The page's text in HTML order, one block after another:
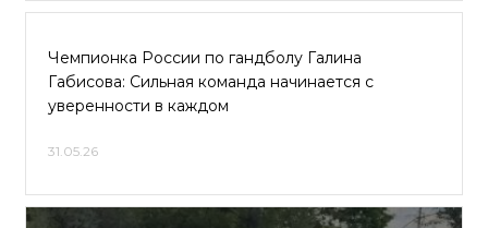
Чемпионка России по гандболу Галина
Габисова: Сильная команда начинается с
уверенности в каждом
31.05.26